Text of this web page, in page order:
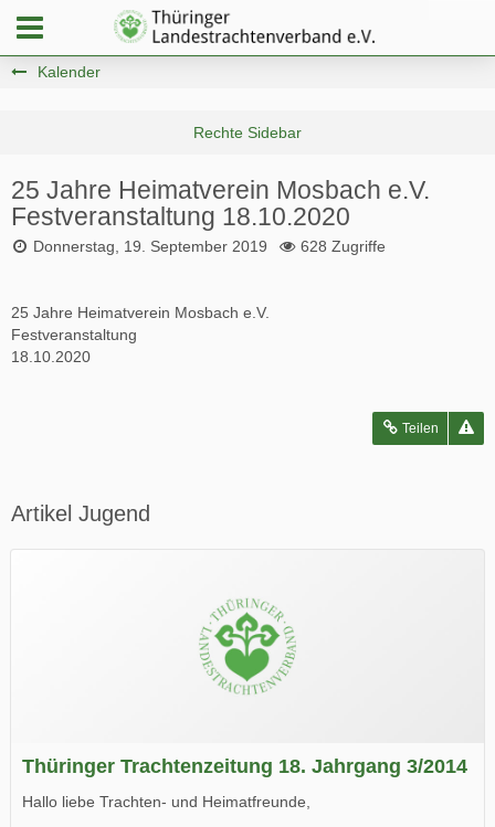
Kalender
25 Jahre Heimatverein Mosbach e.V.
Festveranstaltung 18.10.2020
Donnerstag, 19. September 2019 628 Zugriffe
25 Jahre Heimatverein Mosbach e.V.
Festveranstaltung
18.10.2020
Teilen
Artikel Jugend
Thüringer Trachtenzeitung 18. Jahrgang 3/2014
Hallo liebe Trachten- und Heimatfreunde,